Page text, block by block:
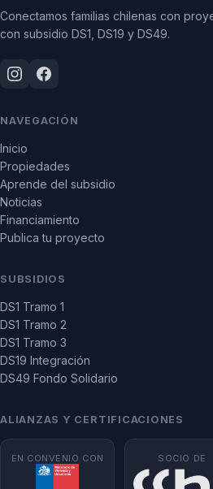
Conectamos familias chilenas con
con subsidio DS1, DS19 y DS49.
NAVEGACIÓN
Inicio
Propiedades
Aprende del subsidio
Noticias
Financiamiento
Publica tu proyecto
SUBSIDIOS
DS1 Tramo 1
DS1 Tramo 2
DS1 Tramo 3
DS19 Integración
DS49 Fondo Solidario
ALIANZAS Y CERTIFICACIONES
EN CONVENIO CON SOCIO DE